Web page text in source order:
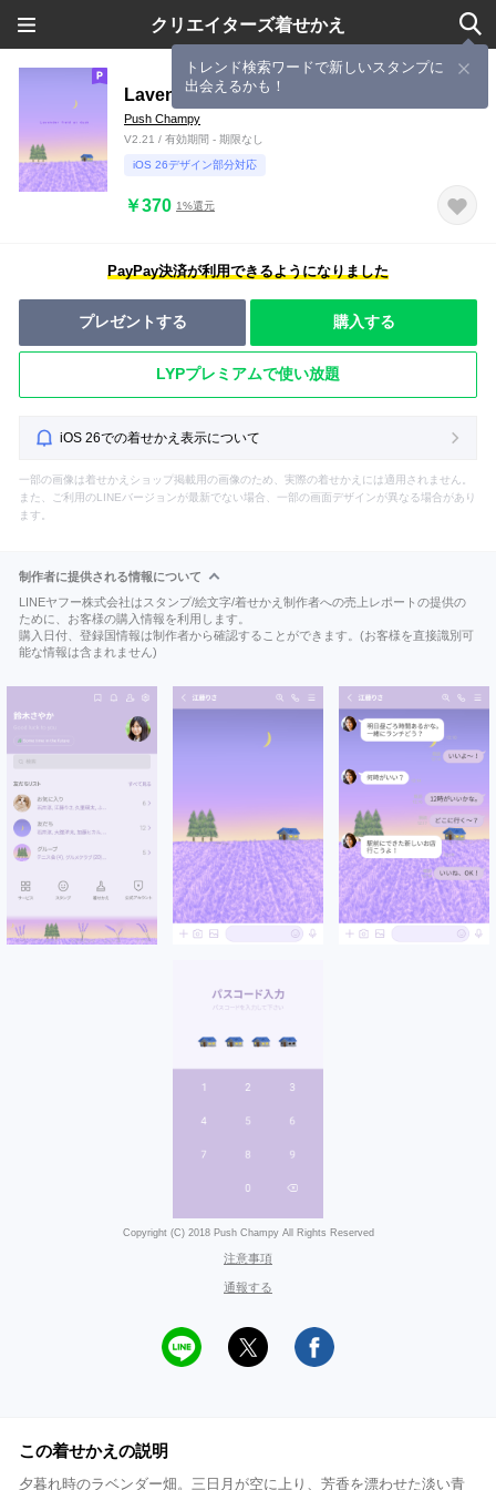
クリエイターズ着せかえ
トレンド検索ワードで新しいスタンプに
出会えるかも！
Lavender field at dusk in early SUMMER
Push Champy
V2.21 / 有効期間 - 期限なし
iOS 26デザイン部分対応
￥370 1%還元
PayPay決済が利用できるようになりました
プレゼントする 購入する
LYPプレミアムで使い放題
iOS 26での着せかえ表示について
一部の画像は着せかえショップ掲載用の画像のため、実際の着せかえには適用されません。
また、ご利用のLINEバージョンが最新でない場合、一部の画面デザインが異なる場合があり
ます。
制作者に提供される情報について
LINEヤフー株式会社はスタンプ/絵文字/着せかえ制作者への売上レポートの提供の
ために、お客様の購入情報を利用します。
購入日付、登録国情報は制作者から確認することができます。(お客様を直接識別可
能な情報は含まれません)
Copyright (C) 2018 Push Champy All Rights Reserved
注意事項
通報する
この着せかえの説明
夕暮れ時のラベンダー畑。三日月が空に上り、芳香を漂わせた淡い青